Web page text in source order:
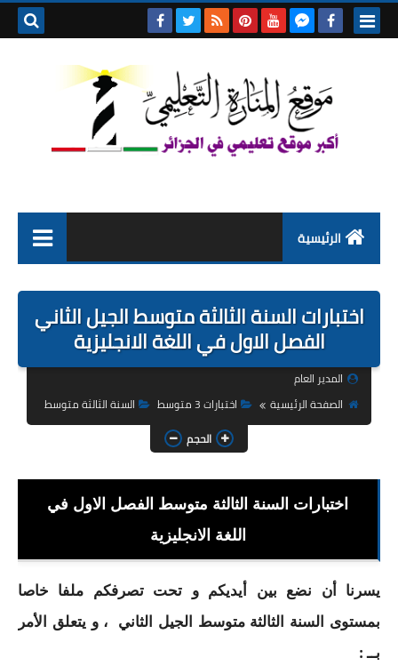
الرئيسية
التربية التحضيرية
السنة الاولى ابتدائي
السنة الثانية ابتدائي
السنة الثالثة ابتدائي
السنة الرابعة ابتدائي
السنة الخامسة ابتدائي
شهادة التعليم الابتدائي
اختبارات السنة الثالثة متوسط الجيل الثاني
الفصل الاول في اللغة الانجليزية
المدير العام
الصفحة الرئيسية
اختبارات 3 متوسط
السنة الثالثة متوسط
الحجم
اختبارات السنة الثالثة متوسط الفصل الاول في
اللغة الانجليزية
يسرنا أن نضع بين أيديكم و تحت تصرفكم ملفا خاصا
بمستوى السنة الثالثة متوسط الجيل الثاني ، و يتعلق الأمر
بــ :